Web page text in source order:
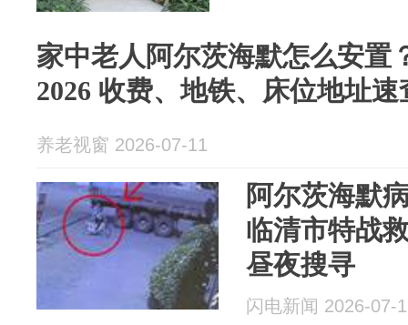
家中老人阿尔茨海默怎么安置
2026 收费、地铁、床位地址速
养老视窗 2026-07-11
阿尔茨海默
临清市特战
昼夜搜寻
闪电新闻 2026-07-